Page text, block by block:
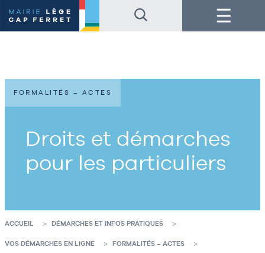
au
contenu
de
au
pied
de
Menu
Droits et démarches
pour les particuliers
FORMALITÉS – ACTES
ACCUEIL DÉMARCHES ET INFOS PRATIQUES
VOS DÉMARCHES EN LIGNE FORMALITÉS – ACTES